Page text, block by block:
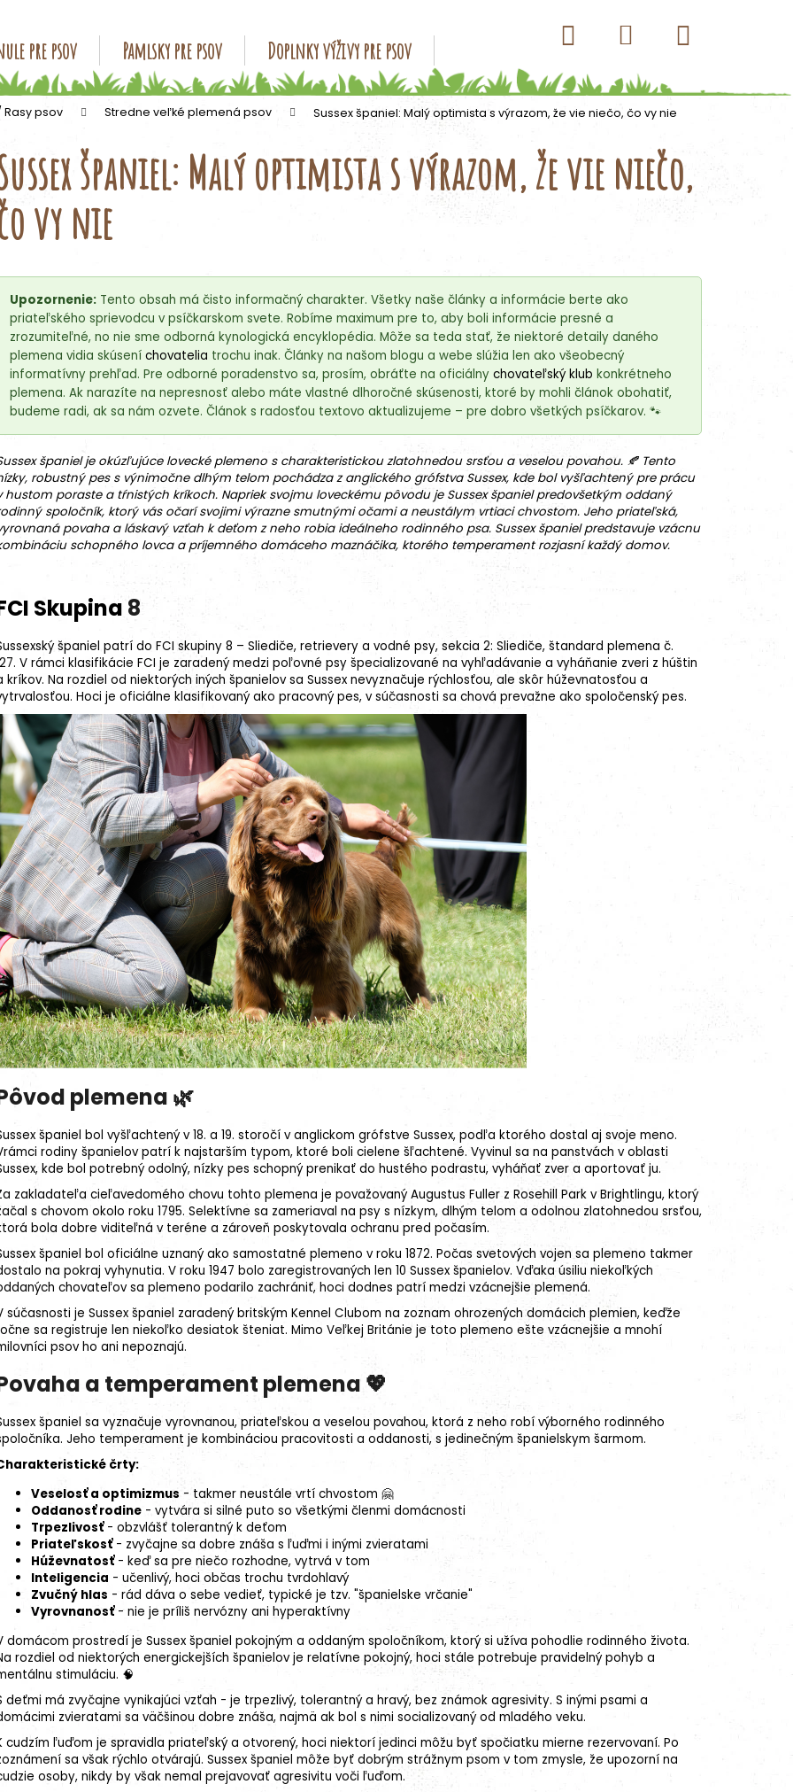
pre psov Pamlsky pre psov Doplnky výživy pre psov Konzervy pre psov Kapsičky pre psov
Hľadať Prihlásenie
košík
psov Stredne veľké plemená psov Sussex španiel: Malý optimista s výrazom, že vie niečo, čo vy nie
27kg (3x9kg)
španiel: Malý optimista s výrazom, že vie niečo,
vy nie
Upozornenie: Tento obsah má čisto informačný charakter. Všetky naše články a informácie berte ako
priateľského sprievodcu v psíčkarskom svete. Robíme maximum pre to, aby boli informácie presné a
zrozumiteľné, no nie sme odborná kynologická encyklopédia. Môže sa teda stať, že niektoré detaily daného
plemena vidia skúsení chovatelia trochu inak. Články na našom blogu a webe slúžia len ako všeobecný
informatívny prehľad. Pre odborné poradenstvo sa, prosím, obráťte na oficiálny chovateľský klub konkrétneho
plemena. Ak narazíte na nepresnosť alebo máte vlastné dlhoročné skúsenosti, ktoré by mohli článok obohatiť,
budeme radi, ak sa nám ozvete. Článok s radosťou textovo aktualizujeme – pre dobro všetkých psíčkarov. 🐾
španiel je okúzľujúce lovecképlemeno s charakteristickou zlatohnedou srsťou a veselou povahou. 🍂 Tento
robustný pes s výnimočne dlhým telom pochádza z anglického grófstva Sussex, kde bol vyšľachtený pre prácu
hustom poraste a tŕnistých kríkoch. Napriek svojmu loveckému pôvodu je Sussex španiel predovšetkým oddaný
spoločník, ktorý vás očarí svojimi výrazne smutnými očami a neustálym vrtiaci chvostom. Jeho priateľská,
povaha a láskavý vzťah k deťom z neho robia ideálneho rodinného psa. Sussex španiel predstavuje vzácnu
schopného lovca a príjemného domáceho maznáčika, ktorého temperament rozjasní každý domov.
Skupina 8
španiel patrí do FCI skupiny 8 – Sliediče, retrievery a vodné psy, sekcia 2: Sliediče, štandard plemena č.
V rámci klasifikácie FCI je zaradený medzi poľovné psy špecializované na vyhľadávanie a vyháňanie zveri z húštin
kríkov. Na rozdiel od niektorých iných španielov sa Sussex nevyznačuje rýchlosťou, ale skôr húževnatosťou a
Hoci je oficiálne klasifikovaný ako pracovný pes, v súčasnosti sa chová prevažne ako spoločenský pes.
plemena 🌿
španiel bol vyšľachtený v 18. a 19. storočí v anglickom grófstve Sussex, podľa ktorého dostal aj svoje meno.
rodiny španielov patrí k najstarším typom, ktoré boli cielene šľachtené. Vyvinul sa na panstvách v oblasti
kde bol potrebný odolný, nízky pes schopný prenikať do hustého podrastu, vyháňať zver a aportovať ju.
zakladateľa cieľavedomého chovu tohto plemena je považovaný Augustus Fuller z Rosehill Park v Brightlingu, ktorý
s chovom okolo roku 1795. Selektívne sa zameriaval na psy s nízkym, dlhým telom a odolnou zlatohnedou srsťou,
bola dobre viditeľná v teréne a zároveň poskytovala ochranu pred počasím.
španiel bol oficiálne uznaný ako samostatné plemeno v roku 1872. Počas svetových vojen sa plemeno takmer
na pokraj vyhynutia. V roku 1947 bolo zaregistrovaných len 10 Sussex španielov. Vďaka úsiliu niekoľkých
chovateľov sa plemeno podarilo zachrániť, hoci dodnes patrí medzi vzácnejšie plemená.
súčasnosti je Sussex španiel zaradený britským Kennel Clubom na zoznam ohrozených domácich plemien, keďže
sa registruje len niekoľko desiatok šteniat. Mimo Veľkej Británie je toto plemeno ešte vzácnejšie a mnohí
psov ho ani nepoznajú.
a temperament plemena 💖
španiel sa vyznačuje vyrovnanou, priateľskou a veselou povahou, ktorá z neho robí výborného rodinného
Jeho temperament je kombináciou pracovitosti a oddanosti, s jedinečným španielskym šarmom.
črty:
Veselosť a optimizmus - takmer neustále vrtí chvostom 🤗
Oddanosť rodine - vytvára si silné puto so všetkými členmi domácnosti
Trpezlivosť- obzvlášť tolerantný k deťom
Priateľskosť- zvyčajne sa dobre znáša s ľuďmi i inými zvieratami
Húževnatosť- keď sa pre niečo rozhodne, vytrvá v tom
Inteligencia - učenlivý, hoci občas trochu tvrdohlavý
Zvučný hlas - rád dáva o sebe vedieť, typické je tzv. "španielske vrčanie"
Vyrovnanosť- nie je príliš nervózny ani hyperaktívny
domácom prostredí je Sussex španiel pokojným a oddaným spoločníkom, ktorý si užíva pohodlie rodinného života.
rozdiel od niektorých energickejších španielov je relatívne pokojný, hoci stále potrebuje pravidelný pohyb a
stimuláciu. 🧠
deťmi má zvyčajne vynikajúci vzťah - je trpezlivý, tolerantný a hravý, bez známok agresivity. S inými psami a
zvieratami sa väčšinou dobre znáša, najmä ak bol s nimi socializovaný od mladého veku.
cudzím ľuďom je spravidla priateľský a otvorený, hoci niektorí jedinci môžu byť spočiatku mierne rezervovaní. Po
sa však rýchlo otvárajú. Sussex španiel môže byť dobrým strážnym psom v tom zmysle, že upozorní na
osoby, nikdy by však nemal prejavovať agresivitu voči ľuďom.
Čo potrebujete nájsť?
HĽADAŤ
Odporúčame